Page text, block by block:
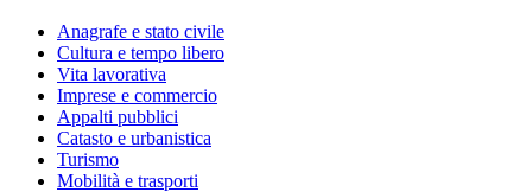
Anagrafe e stato civile
Cultura e tempo libero
Vita lavorativa
Imprese e commercio
Appalti pubblici
Catasto e urbanistica
Turismo
Mobilità e trasporti